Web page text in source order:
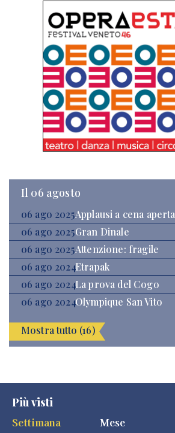
Il 06 agosto
06 ago 2025Applausi a cena aperta
06 ago 2025Gran Dinale
06 ago 2025Attenzione: fragile
06 ago 2024Etrapak
06 ago 2024La prova del Cogo
06 ago 2024Olympique San Vito
Mostra tutto (16)
Più visti
Settimana
Mese